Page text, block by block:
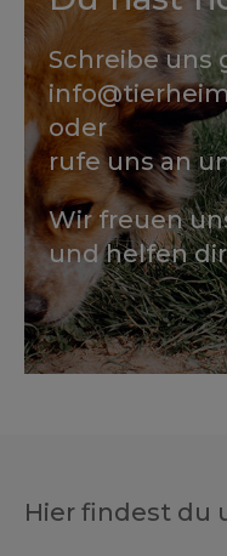
Schreibe uns
oder
rufe uns an
Wir freuen
und helfen
Hier findest du